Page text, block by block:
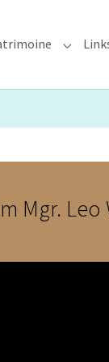
for
Mgr. Leo